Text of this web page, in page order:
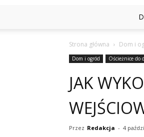
Strona główna Dom i
Dom i ogród Ościeżnice
JAK
Przez Redakcja - 4